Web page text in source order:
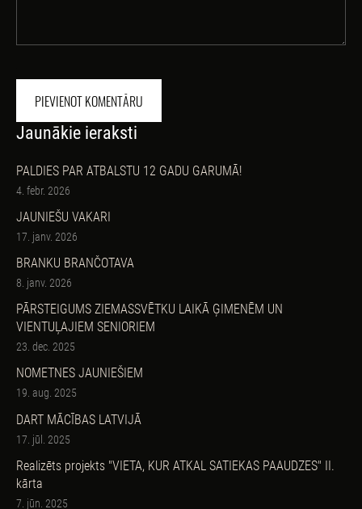
Jaunākie ieraksti
PALDIES PAR ATBALSTU 12 GADU GARUMĀ!
4. febr. 2026
JAUNIEŠU VAKARI
17. janv. 2026
BRANKU BRANČOTAVA
8. janv. 2026
PĀRSTEIGUMS ZIEMASSVĒTKU LAIKĀ ĢIMENĒM UN
VIENTUĻAJIEM SENIORIEM
23. dec. 2025
NOMETNES JAUNIEŠIEM
19. aug. 2025
DART MĀCĪBAS LATVIJĀ
17. jūl. 2025
Realizēts projekts "VIETA, KUR ATKAL SATIEKAS PAAUDZES" II.
kārta
7. jūn. 2025